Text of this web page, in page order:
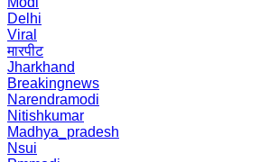
Delhi
Viral
मारपीट
Jharkhand
Breakingnews
Narendramodi
Nitishkumar
Madhya_pradesh
Nsui